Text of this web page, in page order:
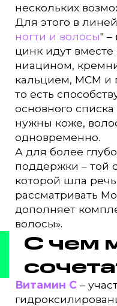
нескольких
Для этого в
ногти и волосы" –
цинк идут вместе
ниацином,
кальцием, МСМ и
то есть
основного
нужны коже,
одновременно.
А для более
поддержки – той
которой шла
рассматривать
дополняет
волосы».
С чем
Витамин C–